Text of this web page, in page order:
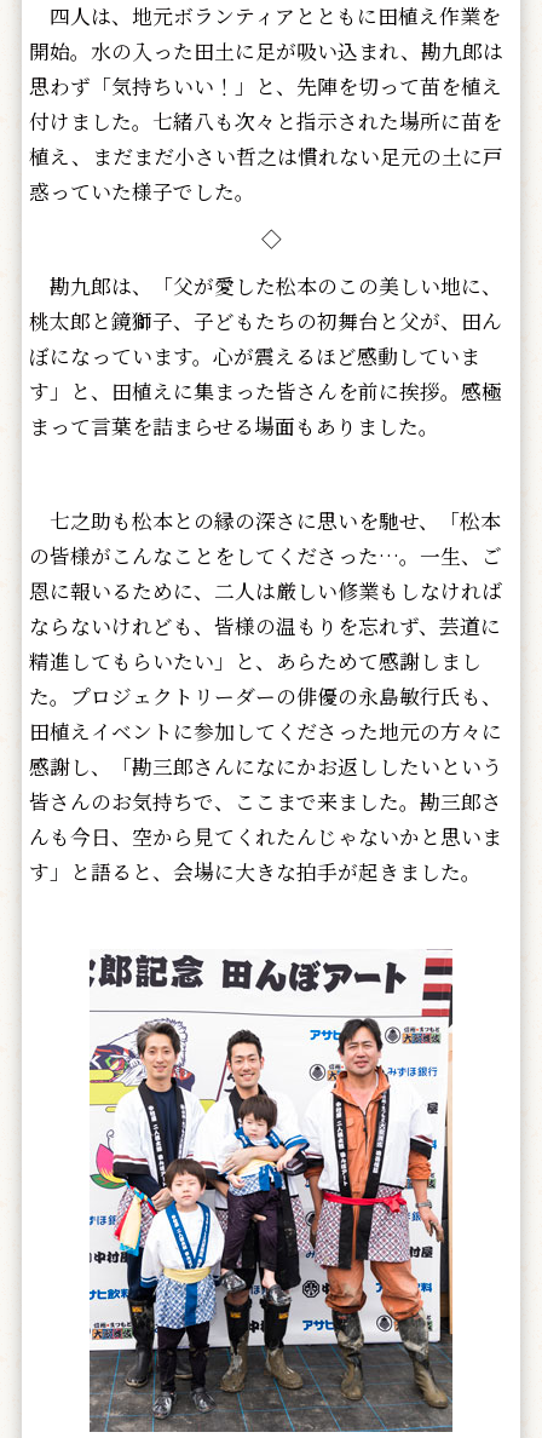
四人は、地元ボランティアとともに田植え作業を
開始。水の入った田土に足が吸い込まれ、勘九郎は
思わず「気持ちいい！」と、先陣を切って苗を植え
付けました。七緒八も次々と指示された場所に苗を
植え、まだまだ小さい哲之は慣れない足元の土に戸
惑っていた様子でした。
◇
勘九郎は、「父が愛した松本のこの美しい地に、
桃太郎と鏡獅子、子どもたちの初舞台と父が、田ん
ぼになっています。心が震えるほど感動していま
す」と、田植えに集まった皆さんを前に挨拶。感極
まって言葉を詰まらせる場面もありました。
七之助も松本との縁の深さに思いを馳せ、「松本
の皆様がこんなことをしてくださった…。一生、ご
恩に報いるために、二人は厳しい修業もしなければ
ならないけれども、皆様の温もりを忘れず、芸道に
精進してもらいたい」と、あらためて感謝しまし
た。プロジェクトリーダーの俳優の永島敏行氏も、
田植えイベントに参加してくださった地元の方々に
感謝し、「勘三郎さんになにかお返ししたいという
皆さんのお気持ちで、ここまで来ました。勘三郎さ
んも今日、空から見てくれたんじゃないかと思いま
す」と語ると、会場に大きな拍手が起きました。